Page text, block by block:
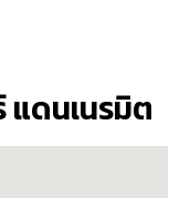
แดนเนรมิต